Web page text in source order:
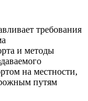
требования
и методы
на местности,
путям